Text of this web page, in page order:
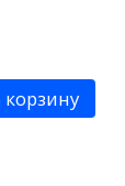
корзину